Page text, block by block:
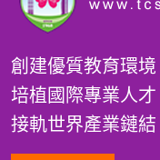
創建優質教育環境
培植國際專業人才
接軌世界產業鏈結